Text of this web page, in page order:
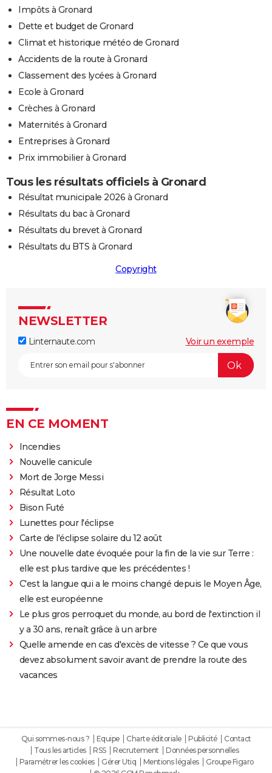
Impôts à Gronard
Dette et budget de Gronard
Climat et historique météo de Gronard
Accidents de la route à Gronard
Classement des lycées à Gronard
Ecole à Gronard
Crèches à Gronard
Maternités à Gronard
Entreprises à Gronard
Prix immobilier à Gronard
Tous les résultats officiels à Gronard
Résultat municipale 2026 à Gronard
Résultats du bac à Gronard
Résultats du brevet à Gronard
Résultats du BTS à Gronard
Copyright
NEWSLETTER
Linternaute.com Voir un exemple
EN CE MOMENT
Incendies
Nouvelle canicule
Mort de Jorge Messi
Résultat Loto
Bison Futé
Lunettes pour l'éclipse
Carte de l'éclipse solaire du 12 août
Une nouvelle date évoquée pour la fin de la vie sur Terre :
elle est plus tardive que les précédentes !
C'est la langue qui a le moins changé depuis le Moyen Âge,
elle est européenne
Le plus gros perroquet du monde, au bord de l'extinction il
y a 30 ans, renaît grâce à un arbre
Quelle amende en cas d'excès de vitesse ? Ce que vous
devez absolument savoir avant de prendre la route des
vacances
Qui sommes-nous ? Equipe Charte éditoriale Publicité
Contact
Tous les articles
RSS Recrutement
Données personnelles
Paramétrer les cookies
Gérer Utiq Mentions légales
Groupe Figaro